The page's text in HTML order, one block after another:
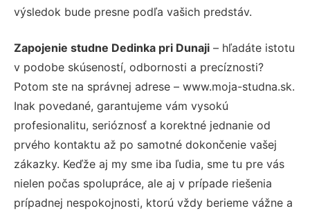
výsledok bude presne podľa vašich predstáv.
Zapojenie studne Dedinka pri Dunaji – hľadáte istotu
v podobe skúseností, odbornosti a precíznosti?
Potom ste na správnej adrese – www.moja-studna.sk.
Inak povedané, garantujeme vám vysokú
profesionalitu, serióznosť a korektné jednanie od
prvého kontaktu až po samotné dokončenie vašej
zákazky. Keďže aj my sme iba ľudia, sme tu pre vás
nielen počas spolupráce, ale aj v prípade riešenia
prípadnej nespokojnosti, ktorú vždy berieme vážne a